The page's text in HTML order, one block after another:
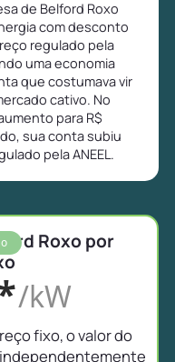
de Belford Roxo
com desconto
regulado pela
uma economia
que costumava vir
cativo. No
para R$
sua conta subiu
pela ANEEL.
Roxo por
/kW
fixo, o valor do